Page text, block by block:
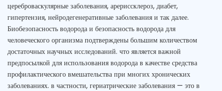
цереброваскулярные заболевания, арериссклероз, диабет,
гипертензия, нейродегенеративные заболевания и так далее.
Биобезопасность водорода и безопасность водорода для
человеческого организма подтверждены большим количеством
достаточных научных исследований. что является важной
предпосылкой для использования водорода в качестве средства
профилактического вмешательства при многих хронических
заболеваниях. в частности, гериатрические заболевания — это в